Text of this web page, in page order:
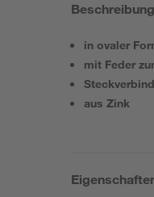
Beschreibung
in ovaler
mit Feder
aus Zink